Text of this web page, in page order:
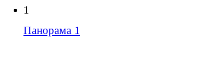
1
Панорама 1